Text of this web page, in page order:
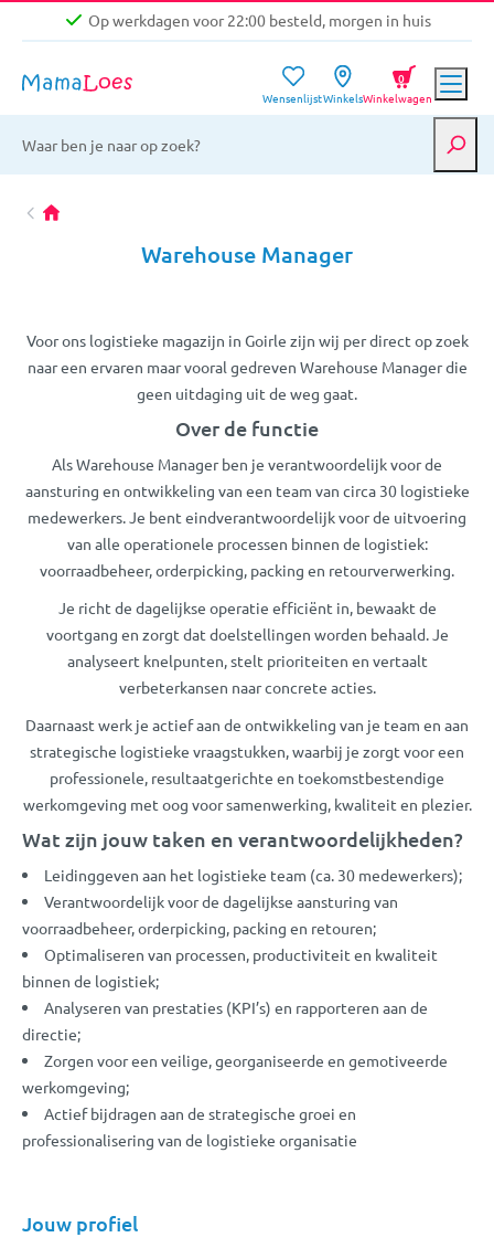
Op werkdagen voor 22:00 besteld, morgen in huis
Gratis verzending vanaf €39,-
Op werkdagen voor 22:00 besteld, morgen in huis
WensenlijstWinkelsWinkelwagen
0
Warehouse Manager
Voor ons logistieke magazijn in Goirle zijn wij per direct op zoek
naar een ervaren maar vooral gedreven Warehouse Manager die
geen uitdaging uit de weg gaat.
Over de functie
Als Warehouse Manager ben je verantwoordelijk voor de
aansturing en ontwikkeling van een team van circa 30 logistieke
medewerkers. Je bent eindverantwoordelijk voor de uitvoering
van alle operationele processen binnen de logistiek:
voorraadbeheer, orderpicking, packing en retourverwerking.
Je richt de dagelijkse operatie efficiënt in, bewaakt de
voortgang en zorgt dat doelstellingen worden behaald. Je
analyseert knelpunten, stelt prioriteiten en vertaalt
verbeterkansen naar concrete acties.
Daarnaast werk je actief aan de ontwikkeling van je team en aan
strategische logistieke vraagstukken, waarbij je zorgt voor een
professionele, resultaatgerichte en toekomstbestendige
werkomgeving met oog voor samenwerking, kwaliteit en plezier.
Wat zijn jouw taken en verantwoordelijkheden?
Leidinggeven aan het logistieke team (ca. 30 medewerkers);
Verantwoordelijk voor de dagelijkse aansturing van
voorraadbeheer, orderpicking, packing en retouren;
Optimaliseren van processen, productiviteit en kwaliteit
binnen de logistiek;
Analyseren van prestaties (KPI’s) en rapporteren aan de
directie;
Zorgen voor een veilige, georganiseerde en gemotiveerde
werkomgeving;
Actief bijdragen aan de strategische groei en
professionalisering van de logistieke organisatie
Jouw profiel